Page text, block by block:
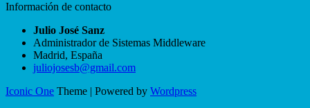
Información de contacto
Julio José Sanz
Administrador de Sistemas Middleware
Madrid, España
juliojosesb@gmail.com
Iconic One Theme | Powered by Wordpress